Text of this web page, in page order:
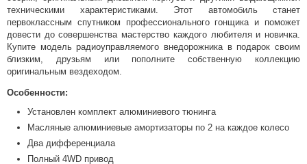
техническими характеристиками. Этот автомобиль станет
первоклассным спутником профессионального гонщика и поможет
довести до совершенства мастерство каждого любителя и новичка.
Купите модель радиоуправляемого внедорожника в подарок своим
близким, друзьям или пополните собственную коллекцию
оригинальным вездеходом.
Особенности:
Установлен комплект алюминиевого тюнинга
Масляные алюминиевые амортизаторы по 2 на каждое колесо
Два дифференциала
Полный 4WD привод